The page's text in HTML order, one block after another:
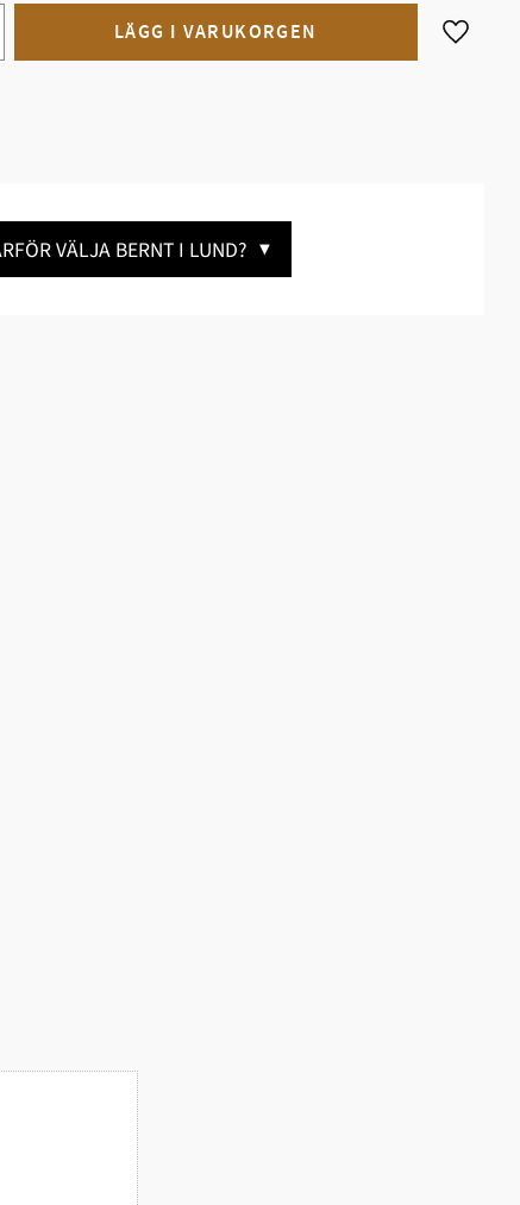
Lägg
VÄLJA BERNT I LUND? ▼